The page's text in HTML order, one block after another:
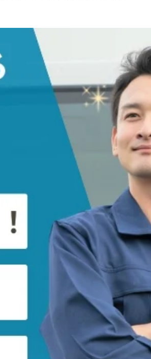
せ次第で収入の幅が最も広くなります。
向いています。